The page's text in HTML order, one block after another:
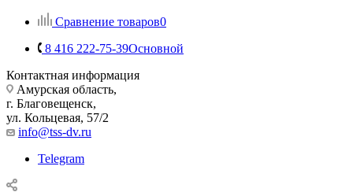
Сравнение товаров0
8 416 222-75-39Основной
Контактная информация
Амурская область,
г. Благовещенск,
ул. Кольцевая, 57/2
info@tss-dv.ru
Telegram